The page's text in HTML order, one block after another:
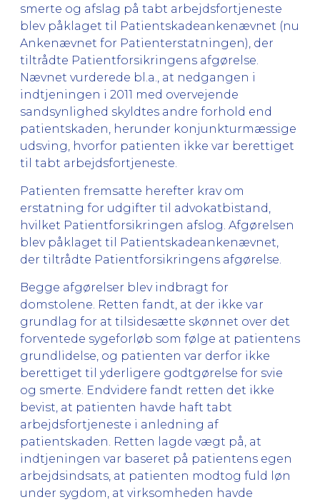
smerte og afslag på tabt arbejdsfortjeneste
blev påklaget til Patientskadeankenævnet (nu
Ankenævnet for Patienterstatningen), der
tiltrådte Patientforsikringens afgørelse.
Nævnet vurderede bl.a., at nedgangen i
indtjeningen i 2011 med overvejende
sandsynlighed skyldtes andre forhold end
patientskaden, herunder konjunkturmæssige
udsving, hvorfor patienten ikke var berettiget
til tabt arbejdsfortjeneste.
Patienten fremsatte herefter krav om
erstatning for udgifter til advokatbistand,
hvilket Patientforsikringen afslog. Afgørelsen
blev påklaget til Patientskadeankenævnet,
der tiltrådte Patientforsikringens afgørelse.
Begge afgørelser blev indbragt for
domstolene. Retten fandt, at der ikke var
grundlag for at tilsidesætte skønnet over det
forventede sygeforløb som følge at patientens
grundlidelse, og patienten var derfor ikke
berettiget til yderligere godtgørelse for svie
og smerte. Endvidere fandt retten det ikke
bevist, at patienten havde haft tabt
arbejdsfortjeneste i anledning af
patientskaden. Retten lagde vægt på, at
indtjeningen var baseret på patientens egen
arbejdsindsats, at patienten modtog fuld løn
under sygdom, at virksomheden havde